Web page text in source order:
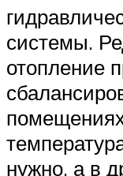
системы.
отопление
нужно, а в